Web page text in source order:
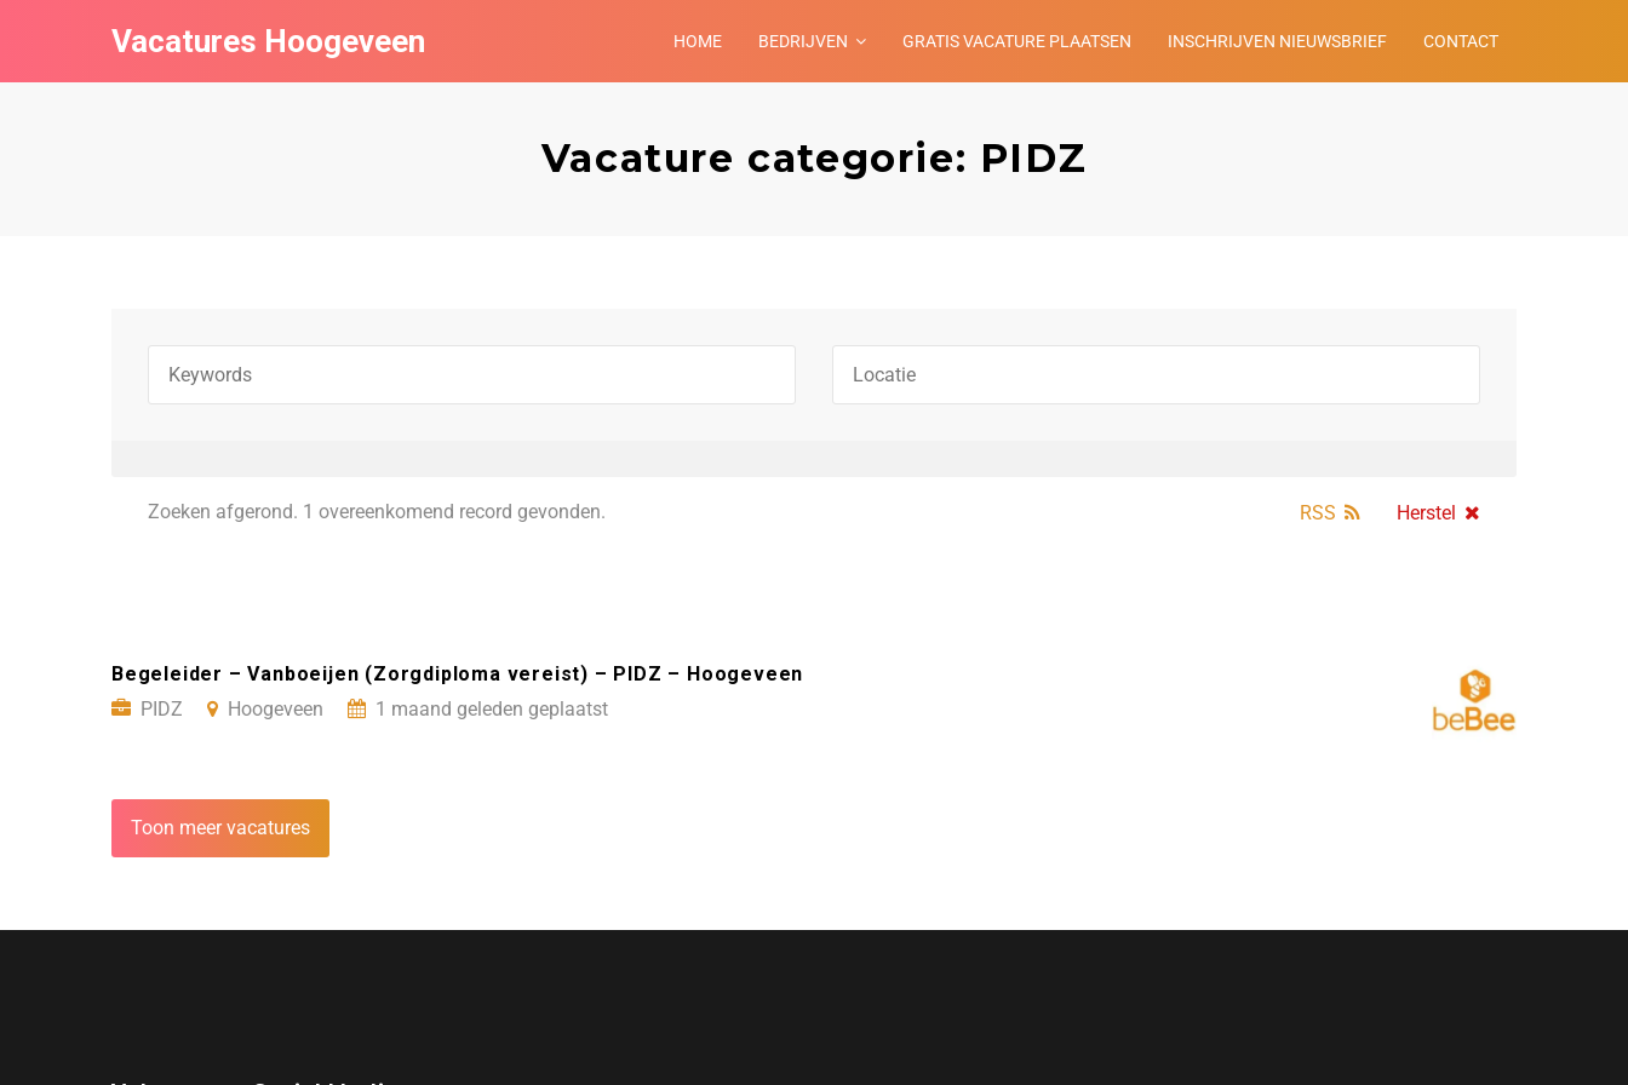
Vacatures Hoogeveen HOME BEDRIJVEN GRATIS VACATURE PLAATSEN INSCHRIJVEN NIEUWSBRIEF CONTACT
Vacature categorie: PIDZ
Zoeken afgerond. 1 overeenkomend record gevonden. Herstel
RSS
Begeleider – Vanboeijen (Zorgdiploma vereist) – PIDZ – Hoogeveen
PIDZ
Hoogeveen 1 maand geleden geplaatst
Toon meer vacatures